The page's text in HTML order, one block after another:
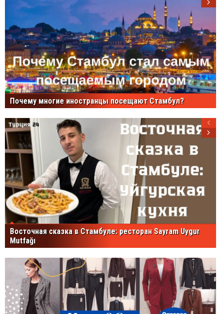
Почему многие иностранцы посещают Стамбул?
Восточная сказка в Стамбуле: ресторан Sayram Uygur
Mutfağı